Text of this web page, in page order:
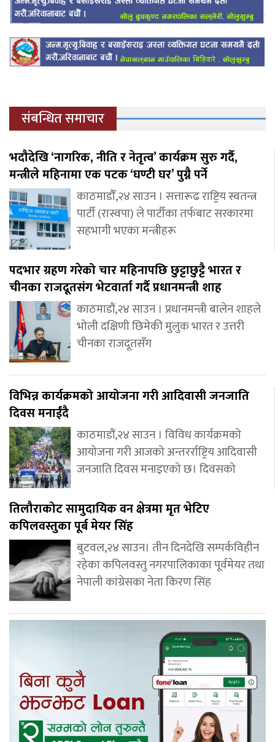
संबन्धित समाचार
भदौदेखि ‘नागरिक, नीति र नेतृत्व’ कार्यक्रम सुरु गर्दै,
मन्त्रीले महिनामा एक पटक ‘घण्टी घर’ पुग्नै पर्ने
काठमाडौँ,२४ साउन । सत्तारूढ राष्ट्रिय स्वतन्त्र
पार्टी (रास्वपा) ले पार्टीका तर्फबाट सरकारमा
सहभागी भएका मन्त्रीहरू
पदभार ग्रहण गरेको चार महिनापछि छुट्टाछुट्टै भारत र
चीनका राजदूतसंग भेटवार्ता गर्दै प्रधानमन्त्री शाह
काठमाडौं,२४ साउन । प्रधानमन्त्री बालेन शाहले
भोली दक्षिणी छिमेकी मुलुक भारत र उत्तरी
चीनका राजदूतसँग
विभिन्न कार्यक्रमको आयोजना गरी आदिवासी जनजाति
दिवस मनाईंदै
काठमाडौं,२४ साउन । विविध कार्यक्रमको
आयोजना गरी आजको अन्तरर्राष्ट्रिय आदिवासी
जनजाति दिवस मनाइएको छ। दिवसको
तिलौराकोट सामुदायिक वन क्षेत्रमा मृत भेटिए
कपिलवस्तुका पूर्ब मेयर सिंह
बुटवल,२४ साउन। तीन दिनदेखि सम्पर्कविहीन
रहेका कपिलवस्तु नगरपालिकाका पूर्वमेयर तथा
नेपाली कांग्रेसका नेता किरण सिंह